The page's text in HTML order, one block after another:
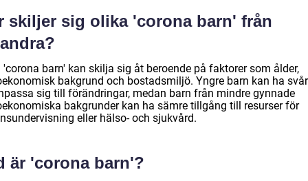
skiljer sig olika 'corona barn' från
'corona barn' kan skilja sig åt beroende på faktorer som ålder,
bakgrund och bostadsmiljö. Yngre barn kan ha
sig till förändringar, medan barn från mindre gynnade
bakgrunder kan ha sämre tillgång till resurser för
eller hälso- och sjukvård.
är 'corona barn'?